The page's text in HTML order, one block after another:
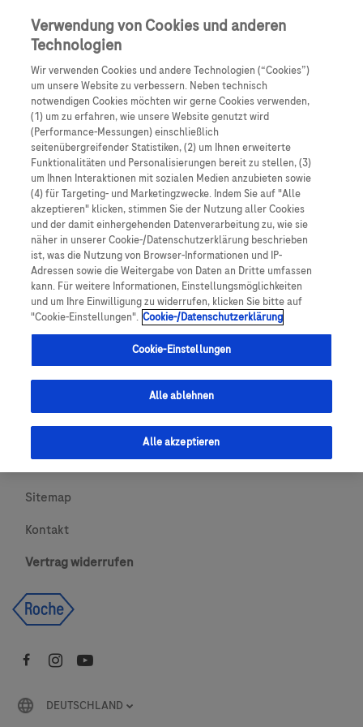
Skip to main content 0
Produkte Artikel
Es tut uns leid, aber es gibt keine Ergebnisse für:
Über Roche
Impressum
Rechtliche Hinweise
Datenschutz
Cookie-Einstellungen
Urheberrecht
Newsletter abonnieren
Sitemap
Kontakt
Vertrag widerrufen
DEUTSCHLAND
Verwendung von Cookies und anderen
Technologien
Wir verwenden Cookies und andere Technologien (“Cookies”)
um unsere Website zu verbessern. Neben technisch
notwendigen Cookies möchten wir gerne Cookies verwenden,
(1) um zu erfahren, wie unsere Website genutzt wird
(Performance-Messungen) einschließlich
seitenübergreifender Statistiken, (2) um Ihnen erweiterte
Funktionalitäten und Personalisierungen bereit zu stellen, (3)
um Ihnen Interaktionen mit sozialen Medien anzubieten sowie
(4) für Targeting- und Marketingzwecke. Indem Sie auf "Alle
akzeptieren" klicken, stimmen Sie der Nutzung aller Cookies
und der damit einhergehenden Datenverarbeitung zu, wie sie
näher in unserer Cookie-/Datenschutzerklärung beschrieben
ist, was die Nutzung von Browser-Informationen und IP-
Adressen sowie die Weitergabe von Daten an Dritte umfassen
kann. Für weitere Informationen, Einstellungsmöglichkeiten
und um Ihre Einwilligung zu widerrufen, klicken Sie bitte auf
"Cookie-Einstellungen". Cookie-/Datenschutzerklärung
Cookie-Einstellungen
Alle ablehnen
Alle akzeptieren